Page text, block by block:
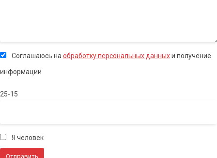
Соглашаюсь на обработку персональных данныхи получение
информации
25-15
Я человек